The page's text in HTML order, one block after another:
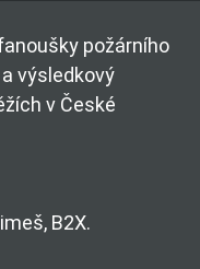
požárního
výsledkový
v České
B2X.